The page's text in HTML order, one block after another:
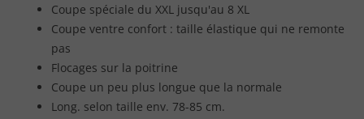
Coupe spéciale du XXL jusqu'au 8 XL
Coupe ventre confort : taille élastique qui ne remonte
pas
Flocages sur la poitrine
Coupe un peu plus longue que la normale
Long. selon taille env. 78-85 cm.